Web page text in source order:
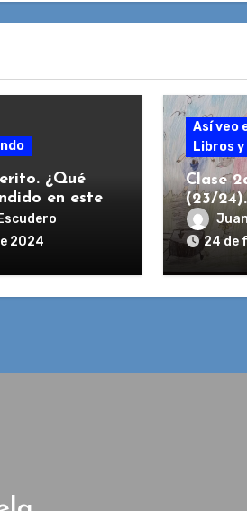
¿Qué
en este
2a, L1
/ 2024
2024
Así veo
Libros
Clase
(23/
24 de